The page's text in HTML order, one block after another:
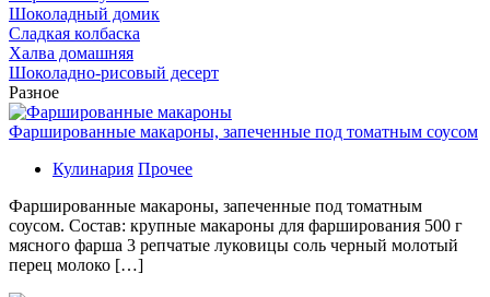
Шоколадный домик
Сладкая колбаска
Халва домашняя
Шоколадно-рисовый десерт
Разное
Фаршированные макароны, запеченные под томатным соусом
Кулинария Прочее
Фаршированные макароны, запеченные под томатным
соусом. Состав: крупные макароны для фарширования 500 г
мясного фарша 3 репчатые луковицы соль черный молотый
перец молоко […]